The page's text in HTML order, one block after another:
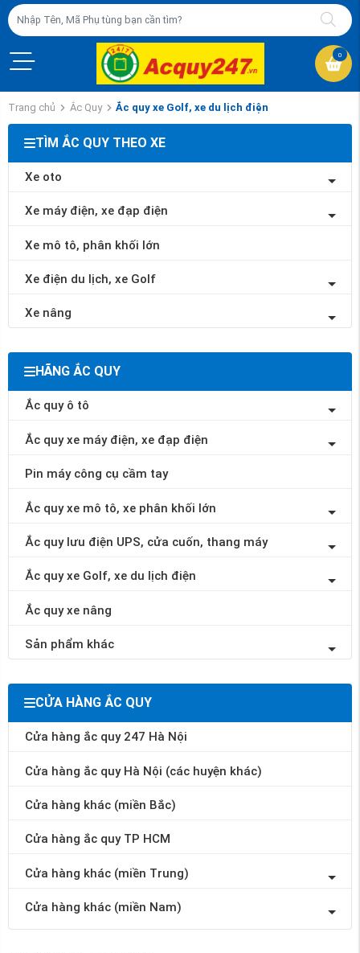
0
Trang chủ Ắc Quy Ắc quy xe Golf, xe du lịch điện
TÌM ẮC QUY THEO XE
Xe oto
Xe máy điện, xe đạp điện
Xe mô tô, phân khối lớn
Xe điện du lịch, xe Golf
Xe nâng
HÃNG ẮC QUY
Ắc quy ô tô
Ắc quy xe máy điện, xe đạp điện
Pin máy công cụ cầm tay
Ắc quy xe mô tô, xe phân khối lớn
Ắc quy lưu điện UPS, cửa cuốn, thang máy
Ắc quy xe Golf, xe du lịch điện
Ắc quy xe nâng
Sản phẩm khác
CỬA HÀNG ẮC QUY
Cửa hàng ắc quy 247 Hà Nội
Cửa hàng ắc quy Hà Nội (các huyện khác)
Cửa hàng khác (miền Bắc)
Cửa hàng ắc quy TP HCM
Cửa hàng khác (miền Trung)
Cửa hàng khác (miền Nam)